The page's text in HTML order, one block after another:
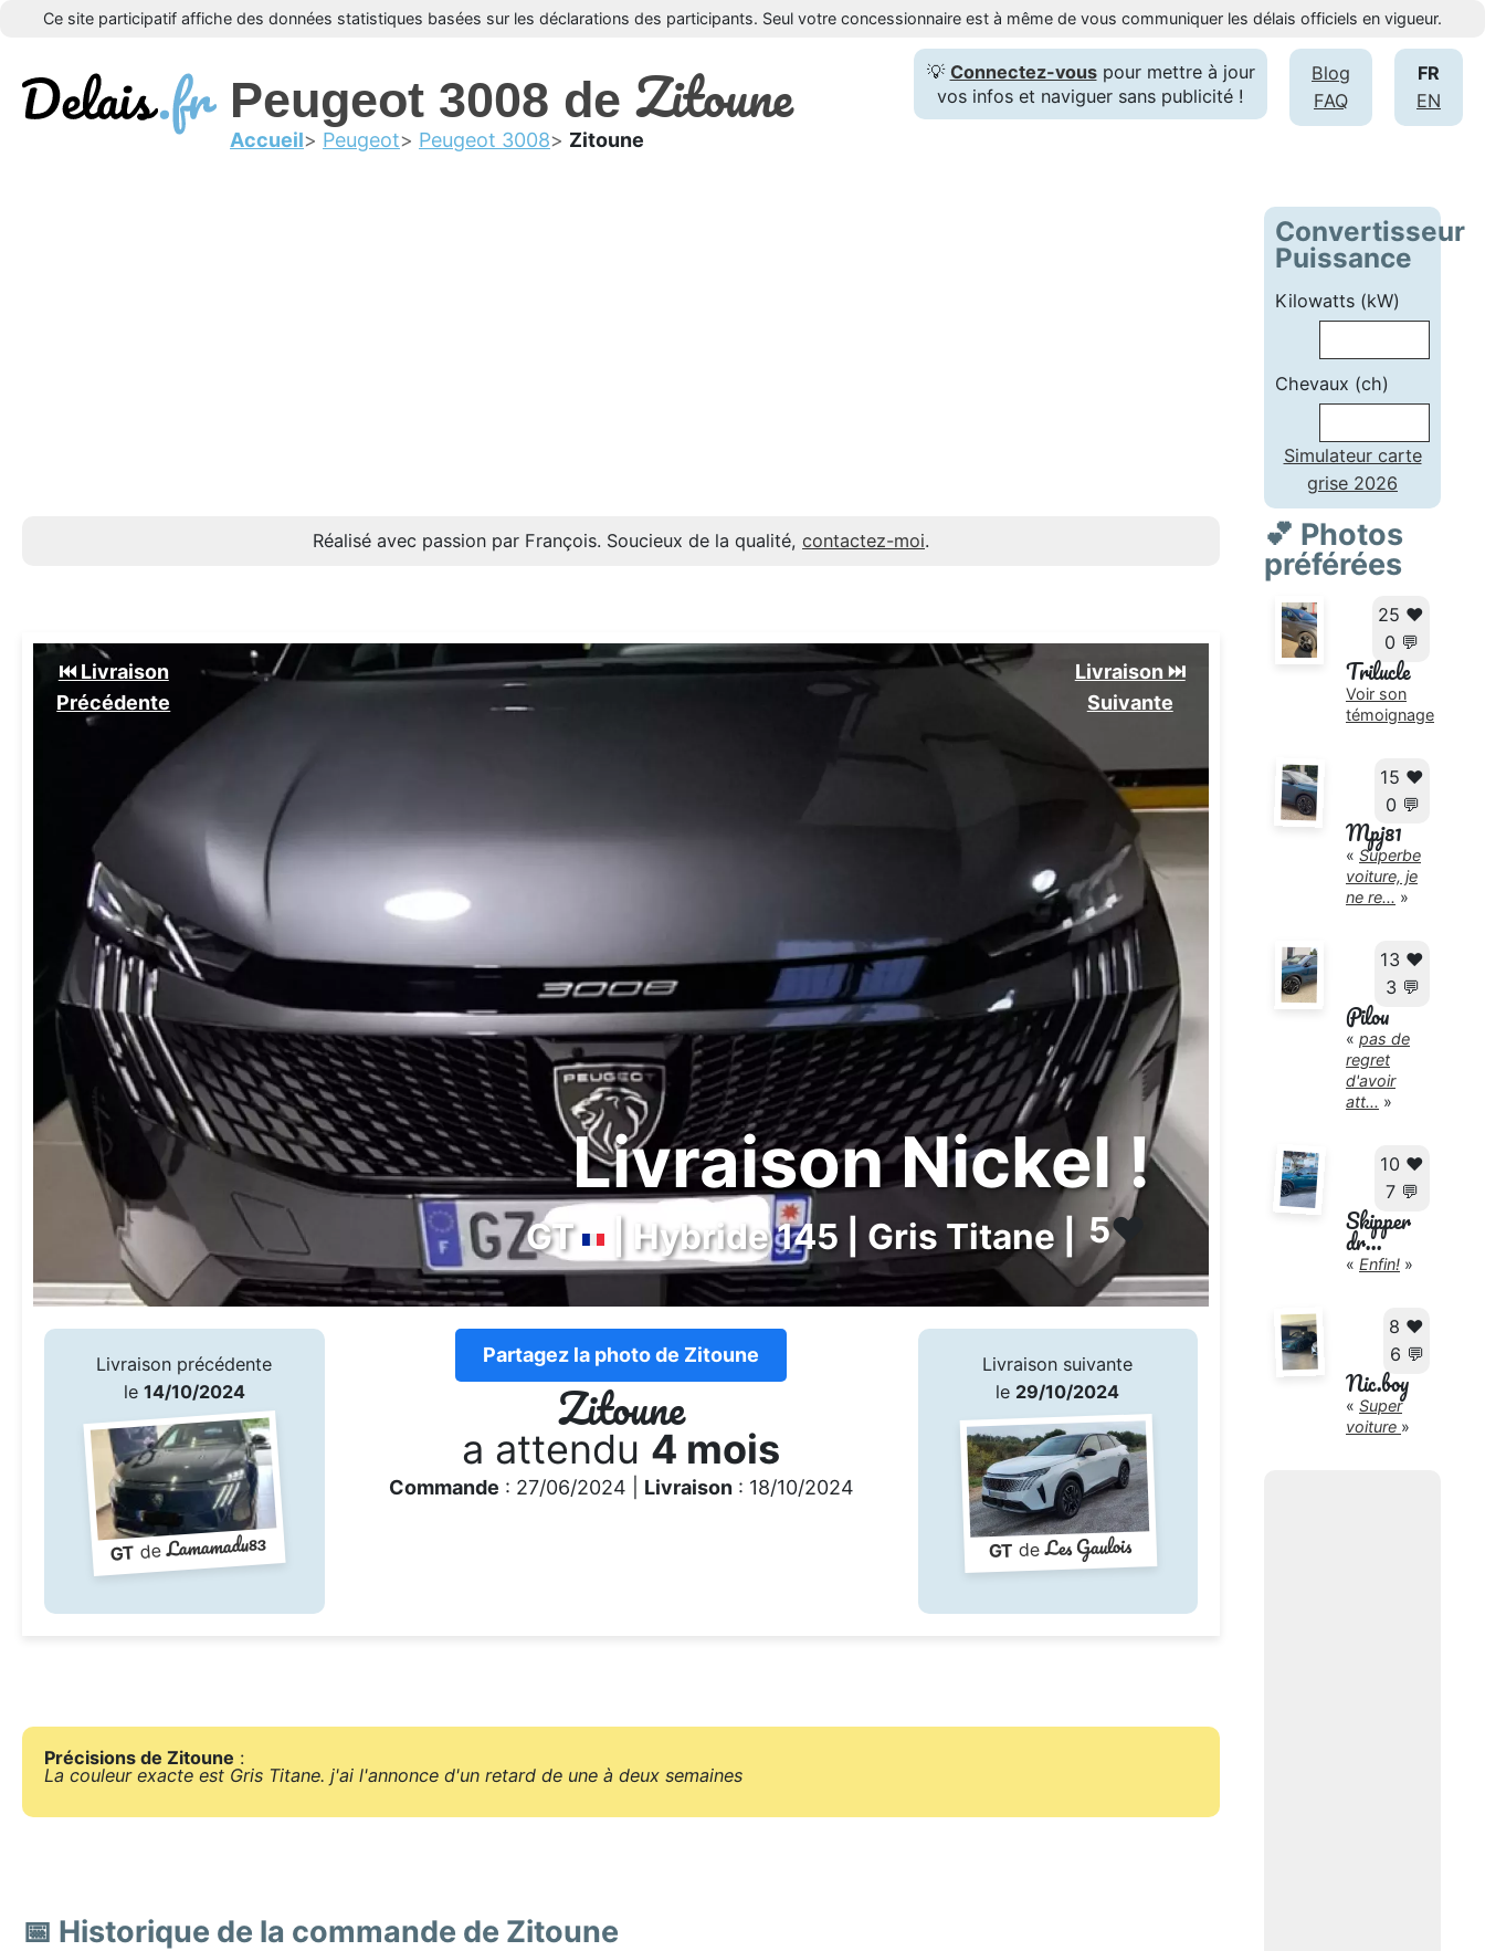
Ce site participatif affiche des données statistiques basées sur les déclarations des participants. Seul votre concessionnaire est à même de vous communiquer les délais officiels en vigueur.
FR
EN
Blog
FAQ
💡 Connectez-vouspour mettre à jour
vos infos et naviguer sans publicité !
Peugeot 3008 de Zitoune
Accueil Peugeot Peugeot 3008 Zitoune
Convertisseur
Puissance
Kilowatts (kW)
Chevaux (ch)
Simulateur carte
grise 2026
💕 Photos
préférées
25 ❤️
0 💬
Trilucle
Voir son
témoignage
15 ❤️
0 💬
Mpj81
« Superbe
voiture, je
ne re... »
13 ❤️
3 💬
Pilou
« pas de
regret
d'avoir
att... »
10 ❤️
7 💬
Skipper
dr...
« Enfin! »
8 ❤️
6 💬
Nic.boy
« Super
voiture »
Réalisé avec passion par François. Soucieux de la qualité, contactez-moi.
⏮️ Livraison
Précédente
Livraison ⏭️
Suivante️
Livraison Nickel !
GT | Hybride 145 | Gris Titane | 5❤️
Livraison précédente
le 14/10/2024
GT deLamamadu83
Partagez la photo de Zitoune
Zitoune
a attendu 4 mois
Commande : 27/06/2024 | Livraison: 18/10/2024
Livraison suivante
le 29/10/2024
GT deLes Gaulois
Précisions de Zitoune :
La couleur exacte est Gris Titane. j'ai l'annonce d'un retard de une à deux semaines
📅 Historique de la commande de Zitoune